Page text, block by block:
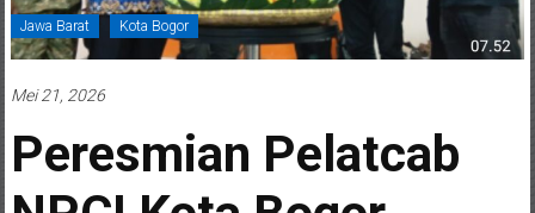
Jawa Barat Kota Bogor
Mei 21, 2026
Peresmian Pelatcab